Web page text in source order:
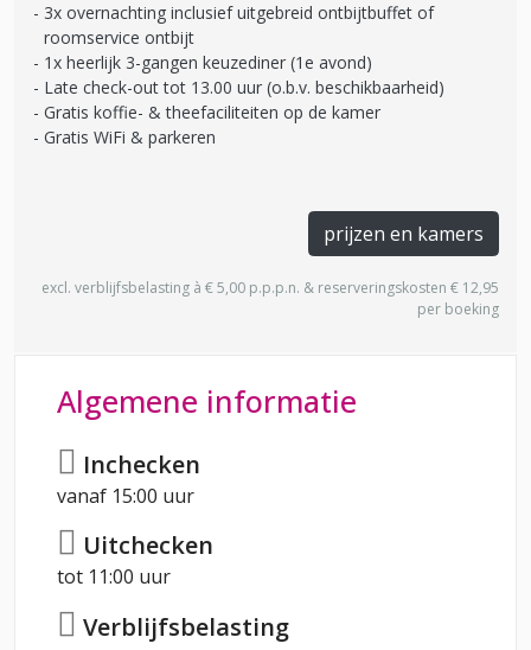
3x overnachting inclusief uitgebreid ontbijtbuffet of
roomservice ontbijt
1x heerlijk 3-gangen keuzediner (1e avond)
Late check-out tot 13.00 uur (o.b.v. beschikbaarheid)
Gratis koffie- & theefaciliteiten op de kamer
Gratis WiFi & parkeren
prijzen en kamers
excl. verblijfsbelasting à € 5,00 p.p.p.n. & reserveringskosten € 12,95
per boeking
Algemene informatie
Inchecken
vanaf 15:00 uur
Uitchecken
tot 11:00 uur
Verblijfsbelasting